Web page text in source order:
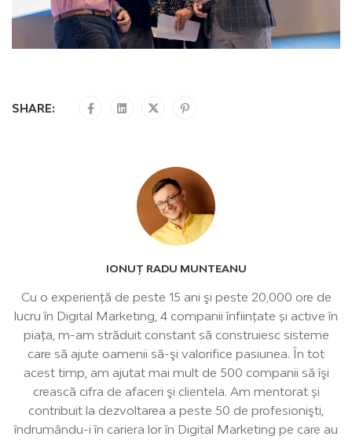
SHARE:
IONUȚ RADU MUNTEANU
Cu o experiență de peste 15 ani şi peste 20,000 ore de
lucru în Digital Marketing, 4 companii înființate și active în
piața, m-am străduit constant să construiesc sisteme
care să ajute oamenii să-şi valorifice pasiunea. În tot
acest timp, am ajutat mai mult de 500 companii să îşi
crească cifra de afaceri şi clientela. Am mentorat și
contribuit la dezvoltarea a peste 50 de profesionişti,
îndrumându-i în cariera lor în Digital Marketing pe care au